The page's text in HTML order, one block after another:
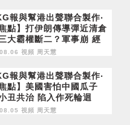
報與幫港出聲聯合製作‧
點】打伊朗傳導彈近清倉
大霸權斷二？軍事崩 經
視頻 周天慧
報與幫港出聲聯合製作‧
點】美國害怕中國瓜子
丑共治 陷入作死輪迴
視頻 周天慧